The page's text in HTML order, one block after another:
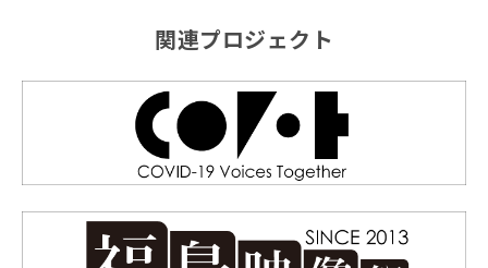
関連プロジェクト